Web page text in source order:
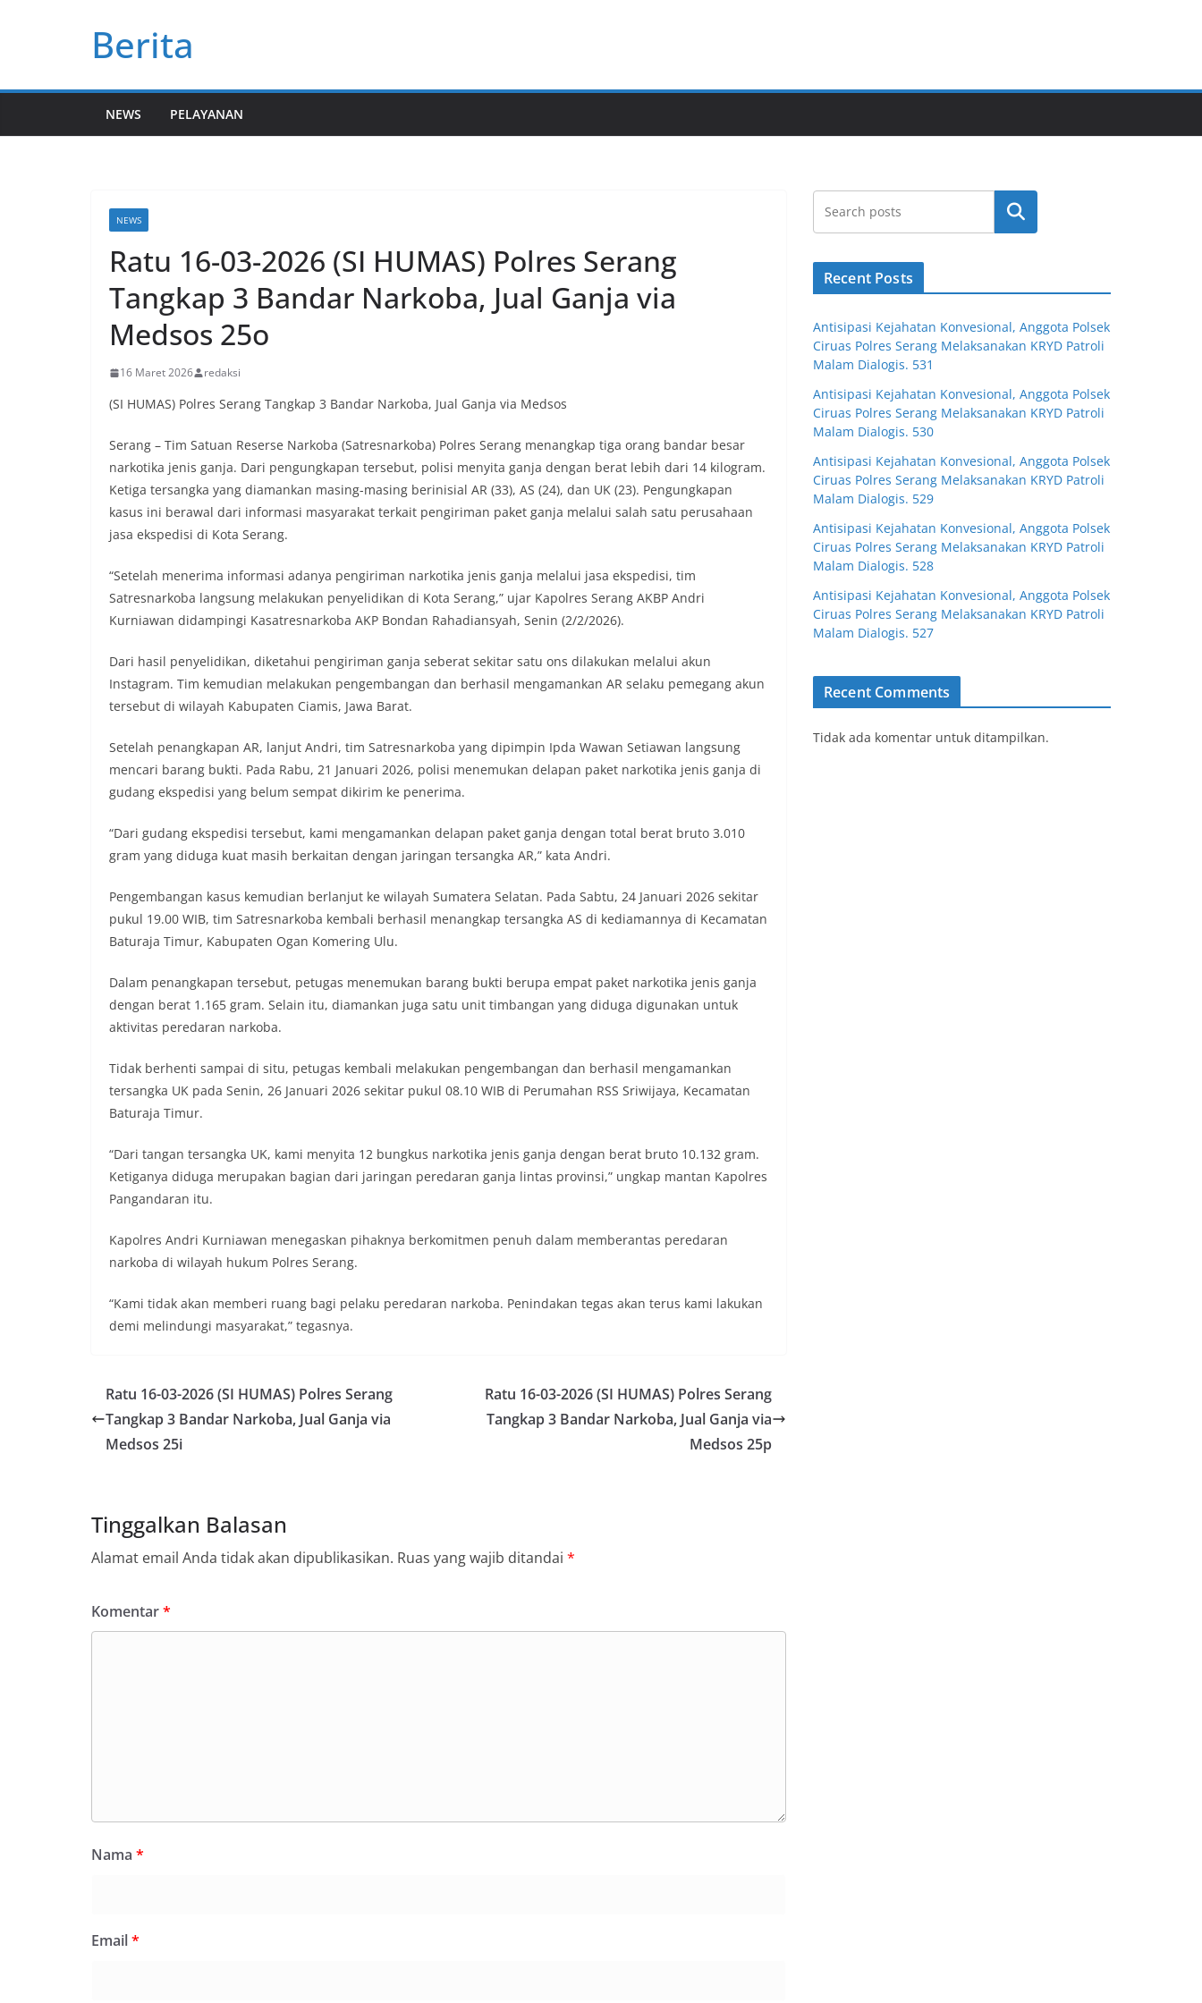
Berita
NEWS PELAYANAN
NEWS
Ratu 16-03-2026 (SI HUMAS) Polres Serang
Tangkap 3 Bandar Narkoba, Jual Ganja via
Medsos 25o
16 Maret 2026 redaksi
(SI HUMAS) Polres Serang Tangkap 3 Bandar Narkoba, Jual Ganja via Medsos
Serang – Tim Satuan Reserse Narkoba (Satresnarkoba) Polres Serang menangkap tiga orang bandar besar
narkotika jenis ganja. Dari pengungkapan tersebut, polisi menyita ganja dengan berat lebih dari 14 kilogram.
Ketiga tersangka yang diamankan masing-masing berinisial AR (33), AS (24), dan UK (23). Pengungkapan
kasus ini berawal dari informasi masyarakat terkait pengiriman paket ganja melalui salah satu perusahaan
jasa ekspedisi di Kota Serang.
“Setelah menerima informasi adanya pengiriman narkotika jenis ganja melalui jasa ekspedisi, tim
Satresnarkoba langsung melakukan penyelidikan di Kota Serang,” ujar Kapolres Serang AKBP Andri
Kurniawan didampingi Kasatresnarkoba AKP Bondan Rahadiansyah, Senin (2/2/2026).
Dari hasil penyelidikan, diketahui pengiriman ganja seberat sekitar satu ons dilakukan melalui akun
Instagram. Tim kemudian melakukan pengembangan dan berhasil mengamankan AR selaku pemegang akun
tersebut di wilayah Kabupaten Ciamis, Jawa Barat.
Setelah penangkapan AR, lanjut Andri, tim Satresnarkoba yang dipimpin Ipda Wawan Setiawan langsung
mencari barang bukti. Pada Rabu, 21 Januari 2026, polisi menemukan delapan paket narkotika jenis ganja di
gudang ekspedisi yang belum sempat dikirim ke penerima.
“Dari gudang ekspedisi tersebut, kami mengamankan delapan paket ganja dengan total berat bruto 3.010
gram yang diduga kuat masih berkaitan dengan jaringan tersangka AR,” kata Andri.
Pengembangan kasus kemudian berlanjut ke wilayah Sumatera Selatan. Pada Sabtu, 24 Januari 2026 sekitar
pukul 19.00 WIB, tim Satresnarkoba kembali berhasil menangkap tersangka AS di kediamannya di Kecamatan
Baturaja Timur, Kabupaten Ogan Komering Ulu.
Dalam penangkapan tersebut, petugas menemukan barang bukti berupa empat paket narkotika jenis ganja
dengan berat 1.165 gram. Selain itu, diamankan juga satu unit timbangan yang diduga digunakan untuk
aktivitas peredaran narkoba.
Tidak berhenti sampai di situ, petugas kembali melakukan pengembangan dan berhasil mengamankan
tersangka UK pada Senin, 26 Januari 2026 sekitar pukul 08.10 WIB di Perumahan RSS Sriwijaya, Kecamatan
Baturaja Timur.
“Dari tangan tersangka UK, kami menyita 12 bungkus narkotika jenis ganja dengan berat bruto 10.132 gram.
Ketiganya diduga merupakan bagian dari jaringan peredaran ganja lintas provinsi,” ungkap mantan Kapolres
Pangandaran itu.
Kapolres Andri Kurniawan menegaskan pihaknya berkomitmen penuh dalam memberantas peredaran
narkoba di wilayah hukum Polres Serang.
“Kami tidak akan memberi ruang bagi pelaku peredaran narkoba. Penindakan tegas akan terus kami lakukan
demi melindungi masyarakat,” tegasnya.
Ratu 16-03-2026 (SI HUMAS) Polres Serang
Tangkap 3 Bandar Narkoba, Jual Ganja via
Medsos 25i
Ratu 16-03-2026 (SI HUMAS) Polres Serang
Tangkap 3 Bandar Narkoba, Jual Ganja via
Medsos 25p
Tinggalkan Balasan
Alamat email Anda tidak akan dipublikasikan. Ruas yang wajib ditandai *
Komentar*
Nama *
Email*
Cari
Recent Posts
Antisipasi Kejahatan Konvesional, Anggota Polsek
Ciruas Polres Serang Melaksanakan KRYD Patroli
Malam Dialogis. 531
Antisipasi Kejahatan Konvesional, Anggota Polsek
Ciruas Polres Serang Melaksanakan KRYD Patroli
Malam Dialogis. 530
Antisipasi Kejahatan Konvesional, Anggota Polsek
Ciruas Polres Serang Melaksanakan KRYD Patroli
Malam Dialogis. 529
Antisipasi Kejahatan Konvesional, Anggota Polsek
Ciruas Polres Serang Melaksanakan KRYD Patroli
Malam Dialogis. 528
Antisipasi Kejahatan Konvesional, Anggota Polsek
Ciruas Polres Serang Melaksanakan KRYD Patroli
Malam Dialogis. 527
Recent Comments
Tidak ada komentar untuk ditampilkan.